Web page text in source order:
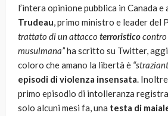
l’intera opinione pubblica in Canada e
Trudeau, primo ministro e leader del
trattato di un attacco terroristico
musulmana”ha scritto su Twitter,
coloro che amano la libertà è
episodi di violenza insensata.
primo episodio di intolleranza
solo alcuni mesi fa, una testa di